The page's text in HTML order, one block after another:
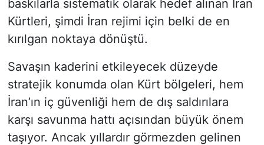
baskılarla sistematik olarak hedef alınan İran
Kürtleri, şimdi İran rejimi için belki de en
kırılgan noktaya dönüştü.
Savaşın kaderini etkileyecek düzeyde
stratejik konumda olan Kürt bölgeleri, hem
İran’ın iç güvenliği hem de dış saldırılara
karşı savunma hattı açısından büyük önem
taşıyor. Ancak yıllardır görmezden gelinen